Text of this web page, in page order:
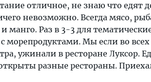
отличное, не знаю что едят
невозможно. Всегда мясо,
манго. Раз в 3-3 для
морепродуктами. Мы если во всех
ужинали в ресторане Луксор.
разные рестораны.